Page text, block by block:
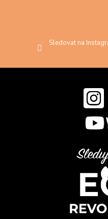
Sledovat na